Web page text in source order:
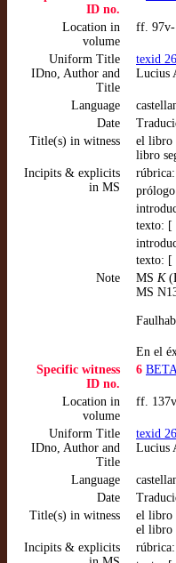
ID no.
Location in
volume
ff.
Uniform Title
IDno, Author and
Title
texid
Lucius
Language
Date
Title(s) in witness
el libro
libro
Incipits & explicits
in MS
texto: [
texto: [
Note
MS K
MS
En el
Specific witness
ID no.
6
Location in
volume
ff.
Uniform Title
IDno, Author and
Title
texid
Lucius
Language
Date
Title(s) in witness
el libro
el libro
Incipits & explicits